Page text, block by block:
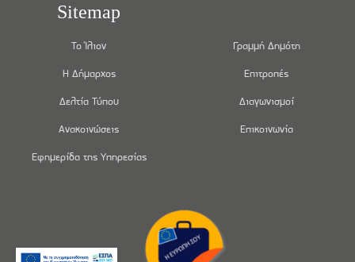
Sitemap
Το Ίλιον
Η Δήμαρχος
Δελτία Τύπου
Ανακοινώσεις
Εφημερίδα της Υπηρεσίας
Γραμμή Δημότη
Επιτροπές
Διαγωνισμοί
Επικοινωνία